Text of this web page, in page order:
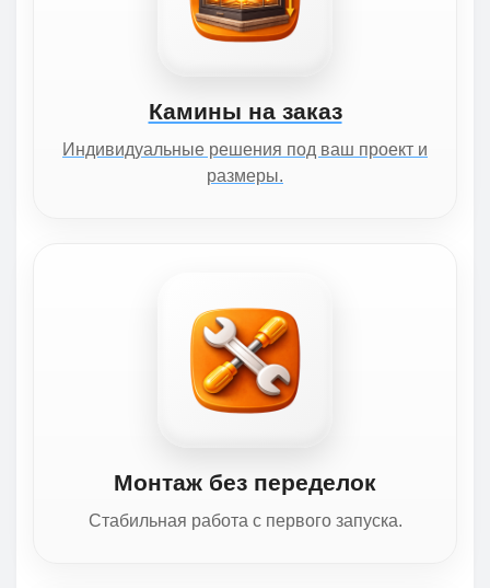
Камины на заказ
Индивидуальные решения под ваш проект и
размеры.
Монтаж без переделок
Стабильная работа с первого запуска.